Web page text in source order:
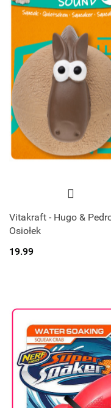
Vitakraft - Hugo &
Osiołek
19.99